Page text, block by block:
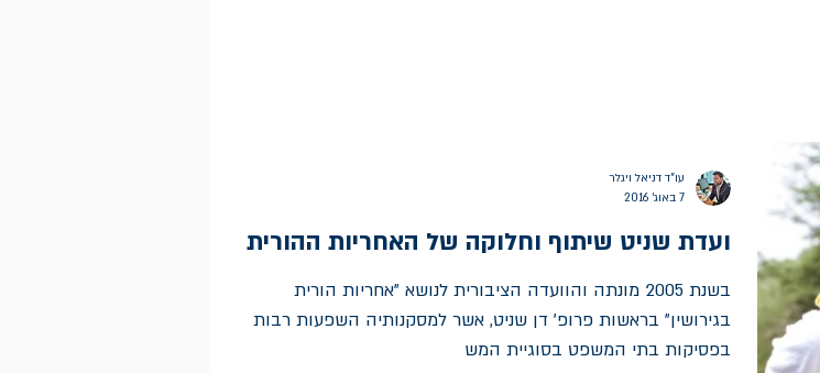
ועדת שניט שיתוף וחלוקה של האחריות ההורית
בשנת 2005 מונתה והוועדה הציבורית לנושא "אחריות הורית
בגירושין" בראשות פרופ' דן שניט, אשר למסקנותיה השפעות רבות
בפסיקות בתי המשפט בסוגיית המש
עו"ד דניאל ויגלר
7 באוג׳ 2016